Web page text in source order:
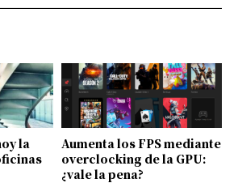
la
Aumenta los FPS mediante
overclocking de la GPU:
¿vale la pena?